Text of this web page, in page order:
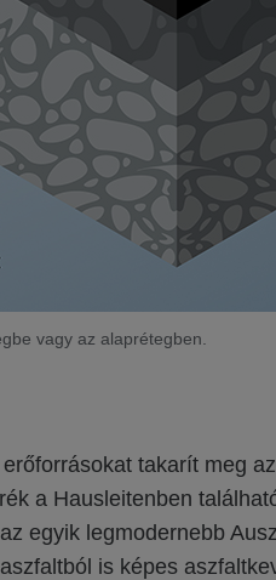
vagy az alaprétegben.
takarít meg
a Hausleitenben
egyik legmodernebb
is képes